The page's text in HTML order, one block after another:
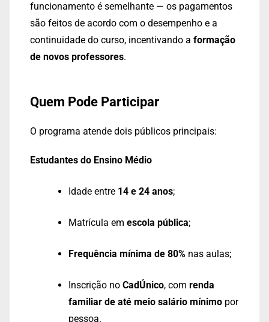
funcionamento é semelhante — os pagamentos
são feitos de acordo com o desempenho e a
continuidade do curso, incentivando a formação
de novos professores.
Quem Pode Participar
O programa atende dois públicos principais:
Estudantes do Ensino Médio
Idade entre 14 e 24 anos;
Matrícula em escola pública;
Frequência mínima de 80% nas aulas;
Inscrição no CadÚnico, com renda
familiar de até meio salário mínimo por
pessoa.